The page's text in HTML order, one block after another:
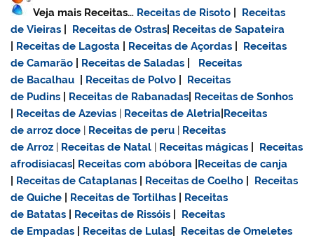
Veja mais Receitas… Receitas de Risoto
Receitas
de Vieiras
Receitas de Ostras Receitas de Sapateira
Receitas de Lagosta Receitas de Açordas
Receitas
de Camarão
Receitas de Saladas
Receitas
de Bacalhau
Receitas de Polvo
Receitas
de Pudins
Receitas de Rabanadas Receitas de Sonhos
Receitas de Azevias | Receitas de Aletria Receitas
dearroz doce | Receitas de peru | Receitas
de Arroz | Receitas de Natal | Receitas mágicas
Receitas
afrodisiacas Receitas com abóbora Receitas de canja
Receitas de Cataplanas Receitas de Coelho
Receitas
de Quiche
Receitas de Tortilhas
Receitas
de Batatas
Receitas de Rissóis
Receitas
de Empadas
Receitas de Lulas
Receitas de Omeletes